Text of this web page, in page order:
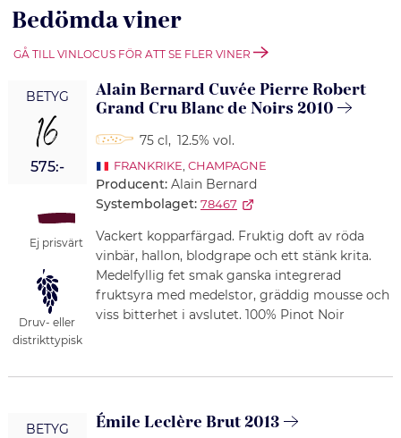
Bedömda viner
GÅ TILL VINLOCUS FÖR ATT SE FLER VINER
BETYG
16
575:-
Ej prisvärt
Druv- eller
distrikttypisk
Alain Bernard Cuvée Pierre Robert
Grand Cru Blanc de Noirs 2010
75 cl, 12.5% vol.
FRANKRIKE CHAMPAGNE
Producent: Alain Bernard
Systembolaget: 78467
Vackert kopparfärgad. Fruktig doft av röda
vinbär, hallon, blodgrape och ett stänk krita.
Medelfyllig fet smak ganska integrerad
fruktsyra med medelstor, gräddig mousse och
viss bitterhet i avslutet. 100% Pinot Noir
BETYG Émile Leclère Brut 2013